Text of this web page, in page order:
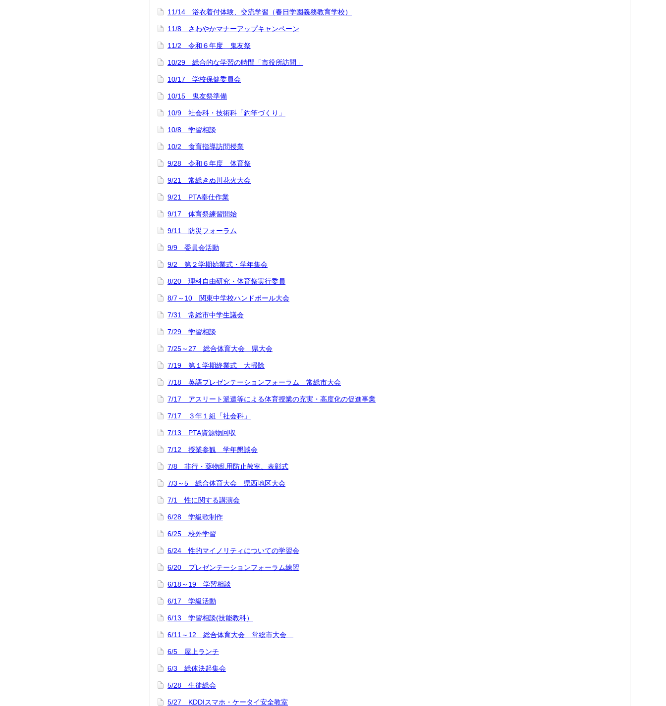
11/14 浴衣着付体験、交流学習（春日学園義務教育学校）
11/8 さわやかマナーアップキャンペーン
11/2 令和６年度 鬼友祭
10/29 総合的な学習の時間「市役所訪問」
10/17 学校保健委員会
10/15 鬼友祭準備
10/9 社会科・技術科「釣竿づくり」
10/8 学習相談
10/2 食育指導訪問授業
9/28 令和６年度 体育祭
9/21 常総きぬ川花火大会
9/21 PTA奉仕作業
9/17 体育祭練習開始
9/11 防災フォーラム
9/9 委員会活動
9/2 第２学期始業式・学年集会
8/20 理科自由研究・体育祭実行委員
8/7～10 関東中学校ハンドボール大会
7/31 常総市中学生議会
7/29 学習相談
7/25～27 総合体育大会 県大会
7/19 第１学期終業式 大掃除
7/18 英語プレゼンテーションフォーラム 常総市大会
7/17 アスリート派遣等による体育授業の充実・高度化の促進事業
7/17 ３年１組「社会科」
7/13 PTA資源物回収
7/12 授業参観 学年懇談会
7/8 非行・薬物乱用防止教室、表彰式
7/3～5 総合体育大会 県西地区大会
7/1 性に関する講演会
6/28 学級歌制作
6/25 校外学習
6/24 性的マイノリティについての学習会
6/20 プレゼンテーションフォーラム練習
6/18～19 学習相談
6/17 学級活動
6/13 学習相談(技能教科）
6/11～12 総合体育大会 常総市大会
6/5 屋上ランチ
6/3 総体決起集会
5/28 生徒総会
5/27 KDDIスマホ・ケータイ安全教室